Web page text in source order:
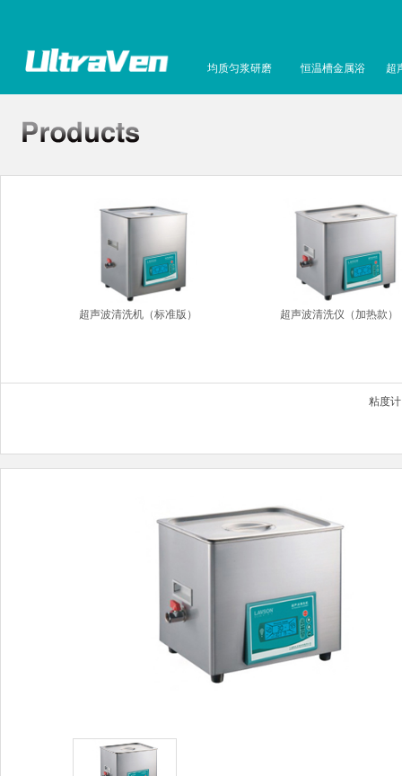
均质匀浆研磨 恒温槽金属浴 超
超声波清洗机（标准版） 超声波清洗仪（加热款）
粘度计